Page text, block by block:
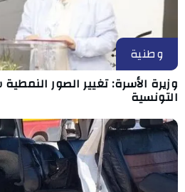
وطنية
وزيرة الأسرة: تغيير الصور
التونسية